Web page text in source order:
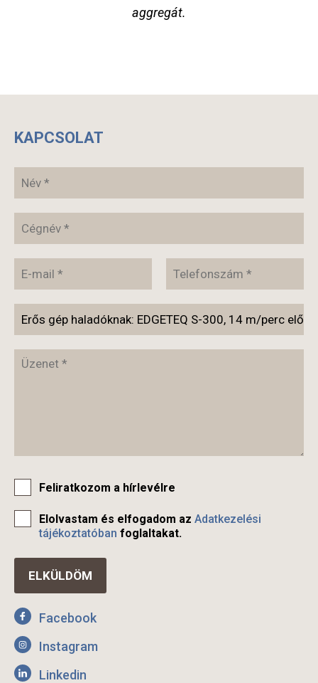
aggregát.
KAPCSOLAT
Feliratkozom a hírlevélre
Elolvastam és elfogadom az Adatkezelési
tájékoztatóban foglaltakat.
Facebook
Instagram
Linkedin